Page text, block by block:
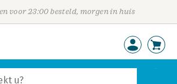
voor 23:00 besteld, morgen in huis